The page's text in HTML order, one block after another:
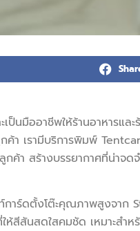
เป็นมืออาชีพให้ร้านอาหาร
ค้า เรามีบริการพิมพ์
ค้า สร้างบรรยากาศที่น่าจ
การ์ดตั้งโต๊ะคุณภาพสูงจาก
สันสดใสคมชัด เหมาะสำหรั